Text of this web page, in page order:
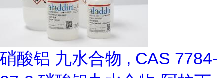
硝酸铝 九水合物 , CAS 7784-